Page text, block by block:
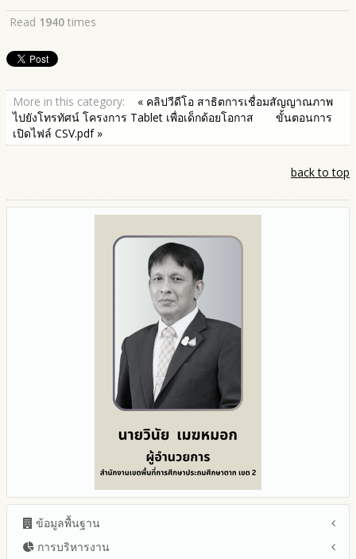
Read 1940 times
More in this category:
« คลิปวีดีโอ สาธิตการเชื่อมสัญญาณภาพ
ไปยังโทรทัศน์ โครงการ Tablet เพื่อเด็กด้อยโอกาส
ขั้นตอนการ
เปิดไฟล์ CSV.pdf »
back to top
ข้อมูลพื้นฐาน
โครงสร้าง หน้าที่และอำนาจ
การบริหารงาน